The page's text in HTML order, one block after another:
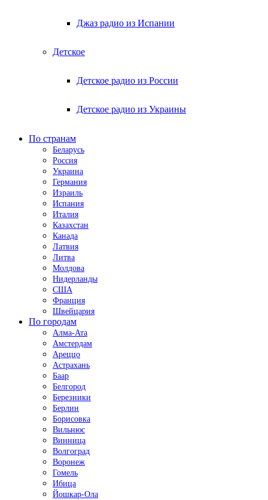
Джаз радио из Испании
Детское
Детское радио из России
Детское радио из Украины
По странам
Беларусь
Россия
Украина
Германия
Израиль
Испания
Италия
Казахстан
Канада
Латвия
Литва
Молдова
Нидерланды
США
Франция
Швейцария
По городам
Алма-Ата
Амстердам
Ареццо
Астрахань
Баар
Белгород
Березники
Берлин
Борисовка
Вильнюс
Винница
Волгоград
Воронеж
Гомель
Ибица
Йошкар-Ола